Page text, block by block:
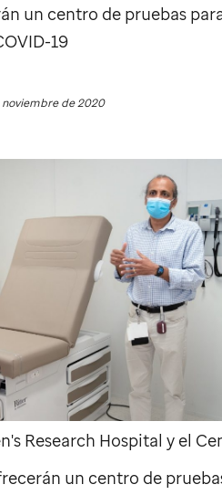
un centro de pruebas
19
noviembre de 2020
Research Hospital y el
un centro de